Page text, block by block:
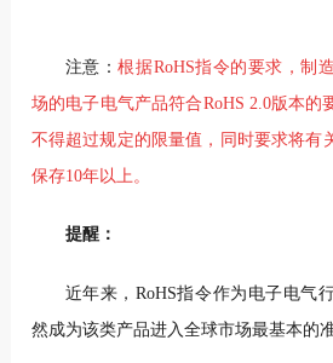
注意：根据RoHS指令的要求，制
场的电子电气产品符合RoHS 2.0版本的
不得超过规定的限量值，同时要求将有
保存10年以上。
提醒：
近年来，RoHS指令作为电子电气
然成为该类产品进入全球市场最基本的